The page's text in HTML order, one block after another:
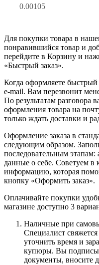
0.00105
Для покупки товара в
понравившийся товар и
перейдите в Корзину и
«Быстрый заказ».
Когда оформляете
e-mail. Вам перезвонит
По результатам разговора
оформления товара на
только ждать доставки и
Оформление заказа в
следующим образом.
последовательным этапам:
данные о себе. Советуем в
информацию, которая
кнопку «Оформить заказ».
Оплачивайте покупки
магазине доступно 3
Наличные при
Специалист
уточнить время и
купюры. Вы
документы, вносите